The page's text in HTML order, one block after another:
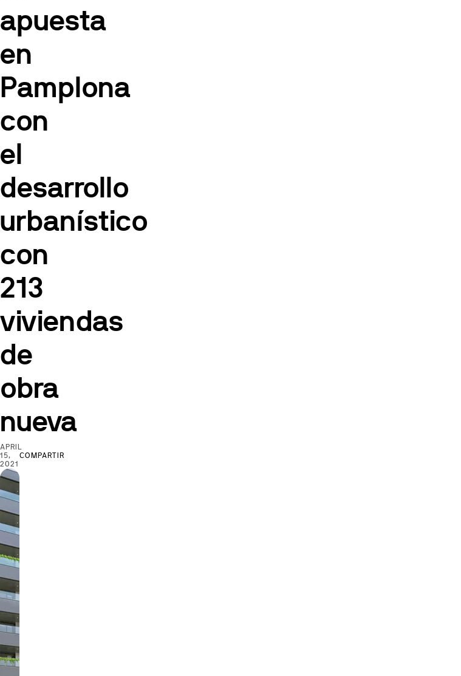
apuesta
en
Pamplona
con
el
desarrollo
urbanístico
con
213
viviendas
de
obra
nueva
APRIL
15,
2021
COMPARTIR